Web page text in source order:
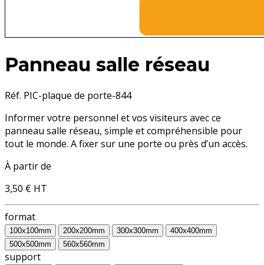
Panneau salle réseau
Réf. PIC-plaque de porte-844
Informer votre personnel et vos visiteurs avec ce
panneau salle réseau, simple et compréhensible pour
tout le monde. A fixer sur une porte ou près d’un accès.
À partir de
3,50 € HT
format
100x100mm 200x200mm 300x300mm
400x400mm
500x500mm
560x560mm
support